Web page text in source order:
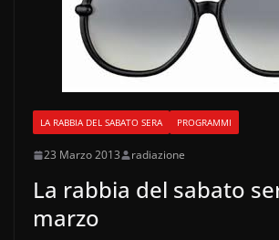
LA RABBIA DEL SABATO SERA PROGRAMMI
23 Marzo 2013 radiazione
La rabbia del sabato
marzo